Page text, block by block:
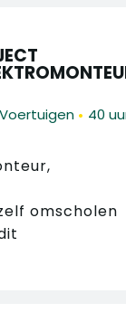
• 40
omscholen